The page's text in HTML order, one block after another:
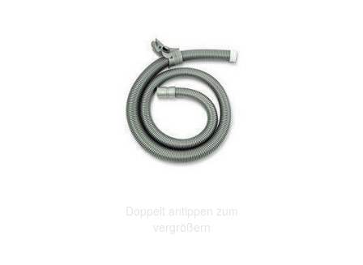
Doppelt antippen zum
vergrößern